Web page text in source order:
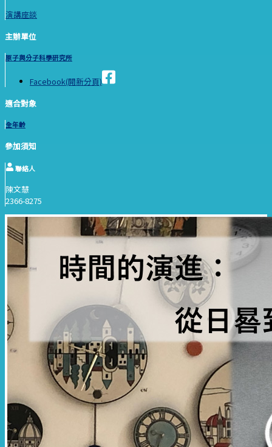
演講座談
主辦單位
原子與分子科學研究所
Facebook(開新分頁)
適合對象
全年齡
參加須知
聯絡人
陳文慧
2366-8275